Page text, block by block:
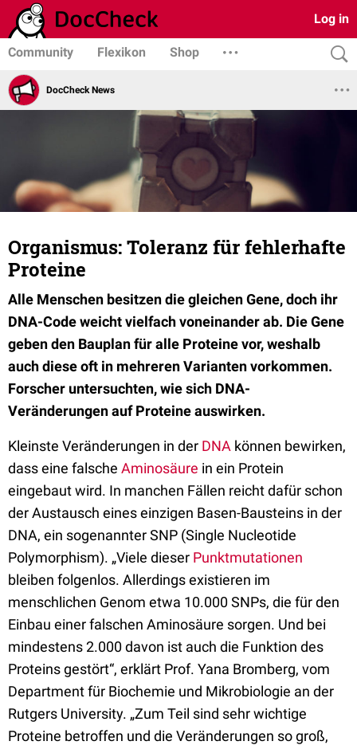
Log in
Community Flexikon Shop
DocCheck News
Organismus: Toleranz für fehlerhafte
Proteine
Alle Menschen besitzen die gleichen Gene, doch ihr
DNA-Code weicht vielfach voneinander ab. Die Gene
geben den Bauplan für alle Proteine vor, weshalb
auch diese oft in mehreren Varianten vorkommen.
Forscher untersuchten, wie sich DNA-
Veränderungen auf Proteine auswirken.
Kleinste Veränderungen in der DNA können bewirken,
dass eine falsche Aminosäure in ein Protein
eingebaut wird. In manchen Fällen reicht dafür schon
der Austausch eines einzigen Basen-Bausteins in der
DNA, ein sogenannter SNP (Single Nucleotide
Polymorphism). „Viele dieser Punktmutationen
bleiben folgenlos. Allerdings existieren im
menschlichen Genom etwa 10.000 SNPs, die für den
Einbau einer falschen Aminosäure sorgen. Und bei
mindestens 2.000 davon ist auch die Funktion des
Proteins gestört“, erklärt Prof. Yana Bromberg, vom
Department für Biochemie und Mikrobiologie an der
Rutgers University. „Zum Teil sind sehr wichtige
Proteine betroffen und die Veränderungen so groß,